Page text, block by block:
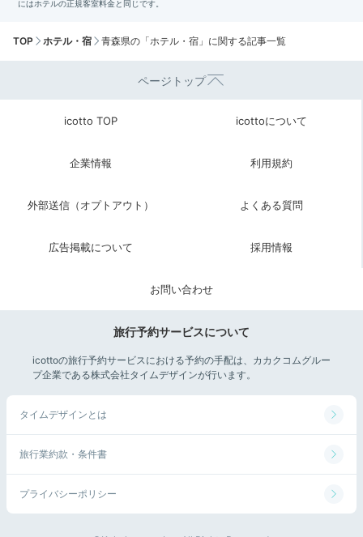
TOP ホテル・宿 青森県の「ホテル・宿」に関する記事一覧
ページトップ
icotto TOP icottoについて
企業情報 利用規約
外部送信（オプトアウト） よくある質問
広告掲載について 採用情報
お問い合わせ
旅行予約サービスについて
icottoの旅行予約サービスにおける予約の手配は、カカクコムグルー
プ企業である株式会社タイムデザインが行います。
タイムデザインとは
旅行業約款・条件書
プライバシーポリシー